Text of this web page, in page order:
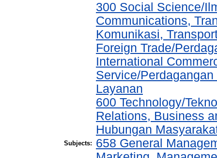
Subjects:
300 Social Science/
Communications,
Komunikasi,
Foreign Trade/
International
Service/
Layanan
600 Technology/
Relations, Business
Hubungan
658 General